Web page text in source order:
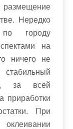
размещение
Нередко
городу
на
ничего не
за всей
приработки
При